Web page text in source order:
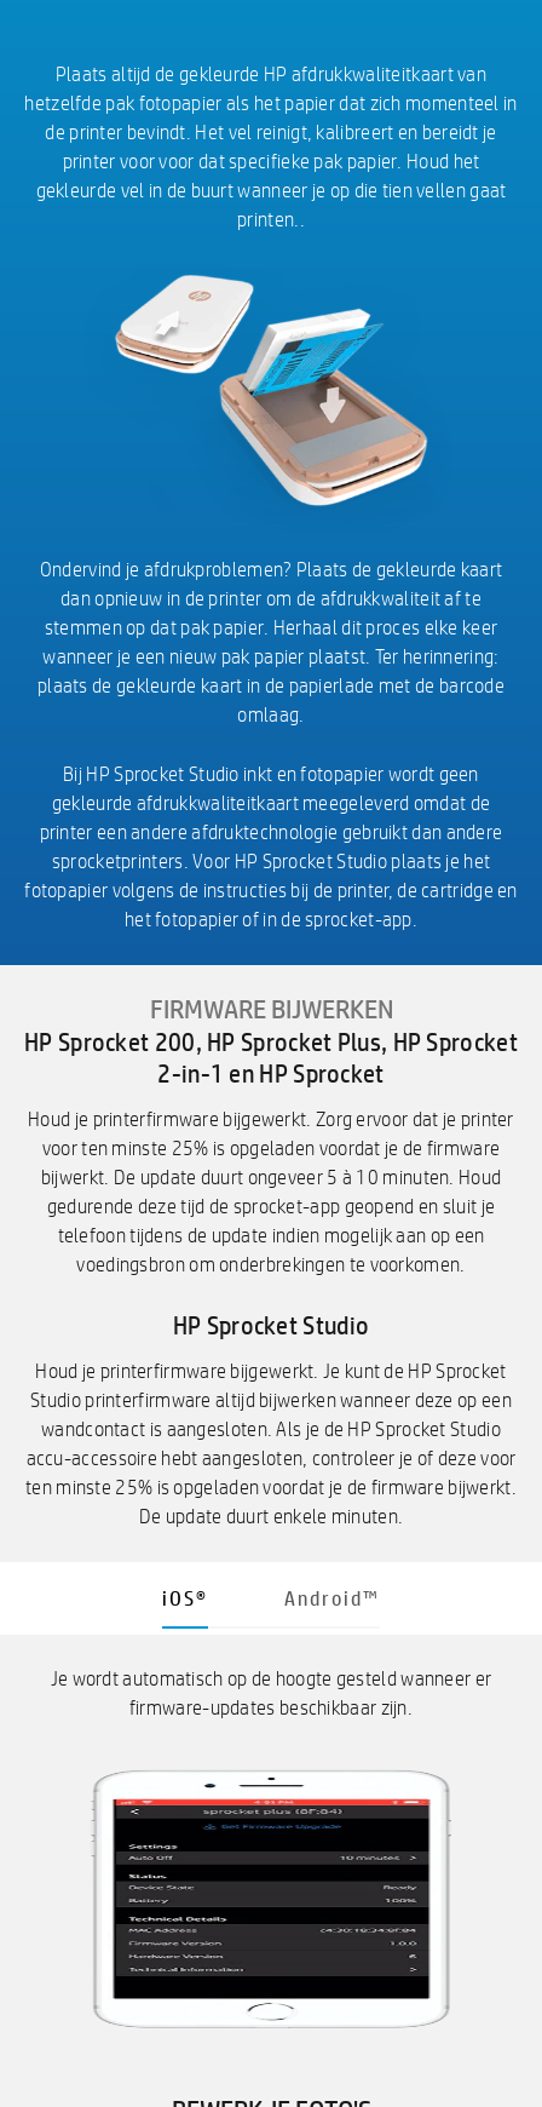
Plaats altijd de gekleurde HP afdrukkwaliteitkaart van
hetzelfde pak fotopapier als het papier dat zich momenteel in
de printer bevindt. Het vel reinigt, kalibreert en bereidt je
printer voor voor dat specifieke pak papier. Houd het
gekleurde vel in de buurt wanneer je op die tien vellen gaat
printen..​
Ondervind je afdrukproblemen? Plaats de gekleurde kaart
dan opnieuw in de printer om de afdrukkwaliteit af te
stemmen op dat pak papier. Herhaal dit proces elke keer
wanneer je een nieuw pak papier plaatst. Ter herinnering:
plaats de gekleurde kaart in de papierlade met de barcode
omlaag.
Bij HP Sprocket Studio inkt en fotopapier wordt geen
gekleurde afdrukkwaliteitkaart meegeleverd omdat de
printer een andere afdruktechnologie gebruikt dan andere
sprocketprinters. Voor HP Sprocket Studio plaats je het
fotopapier volgens de instructies bij de printer, de cartridge en
het fotopapier of in de sprocket-app.
FIRMWARE BIJWERKEN
HP Sprocket 200, HP Sprocket Plus, HP Sprocket
2-in-1 en HP Sprocket​​
Houd je printerfirmware bijgewerkt. Zorg ervoor dat je printer
voor ten minste 25% is opgeladen voordat je de firmware
bijwerkt. De update duurt ongeveer 5 à 10 minuten. Houd
gedurende deze tijd de sprocket-app geopend en sluit je
telefoon tijdens de update indien mogelijk aan op een
voedingsbron om onderbrekingen te voorkomen.
HP Sprocket Studio
Houd je printerfirmware bijgewerkt. Je kunt de HP Sprocket
Studio printerfirmware altijd bijwerken wanneer deze op een
wandcontact is aangesloten. Als je de HP Sprocket Studio
accu-accessoire hebt aangesloten, controleer je of deze voor
ten minste 25% is opgeladen voordat je de firmware bijwerkt.
De update duurt enkele minuten.
iOS® Android™
Je wordt automatisch op de hoogte gesteld wanneer er
firmware-updates beschikbaar zijn.